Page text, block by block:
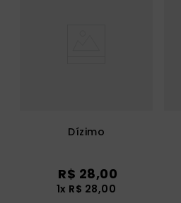
Dízimo
R$ 28,00
1x R$ 28,00